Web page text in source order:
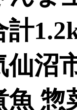
計
仙沼
魚 惣